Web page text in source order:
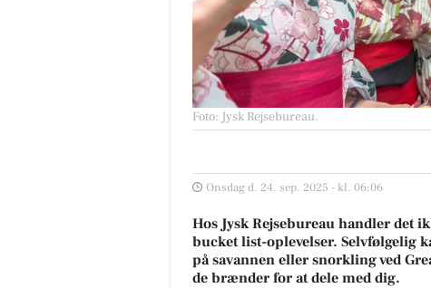
Foto: Jysk Rejsebureau.
Onsdag d. 24. sep. 2025 - kl. 06:06
Hos Jysk Rejsebureau handler det
bucket list-oplevelser. Selvfølgelig
på savannen eller snorkling ved
de brænder for at dele med dig.